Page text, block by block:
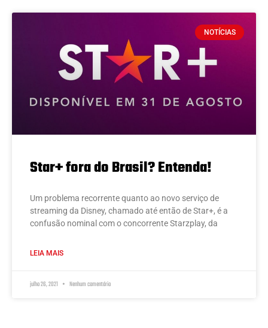
NOTÍCIAS
Star+ fora do Brasil? Entenda!
Um problema recorrente quanto ao novo serviço de
streaming da Disney, chamado até então de Star+, é a
confusão nominal com o concorrente Starzplay, da
LEIA MAIS
julho 26, 2021 Nenhum comentário